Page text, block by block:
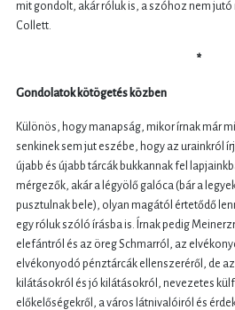
mit gondolt, akár róluk is, a szóhoz nem jutó
Collett.
*
Gondolatok kötögetés közben
Különös, hogy manapság, mikor írnak már
senkinek sem jut eszébe, hogy az urainkról
újabb és újabb tárcák bukkannak fel
mérgezők, akár a légyölő galóca (bár a
pusztulnak bele), olyan magától értetődő
egy róluk szóló írásba is. Írnak pedig
elefántról és az öreg Schmarról, az
elvékonyodó pénztárcák ellenszeréről, de
kilátásokról és jó kilátásokról, nevezetes
előkelőségekről, a város látnivalóiról és